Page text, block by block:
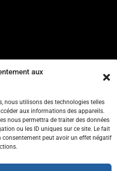
aux
nous utilisons des technologies telles
aux informations des appareils.
nous permettra de traiter des données
ou les ID uniques sur ce site. Le fait
consentement peut avoir un effet négatif
de Taekwondo
Auderghem